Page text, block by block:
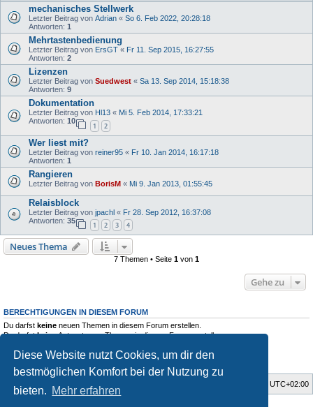
Diese Website nutzt Cookies, um dir den
bestmöglichen Komfort bei der Nutzung zu
bieten. Mehr erfahren
mechanisches Stellwerk
Letzter Beitrag von Adrian « So 6. Feb 2022, 20:28:18
Antworten: 1
Mehrtastenbedienung
Letzter Beitrag von ErsGT « Fr 11. Sep 2015, 16:27:55
Antworten: 2
Lizenzen
Letzter Beitrag von Suedwest « Sa 13. Sep 2014, 15:18:38
Antworten: 9
Dokumentation
Letzter Beitrag von Hl13 « Mi 5. Feb 2014, 17:33:21
Antworten: 10
1 2
Wer liest mit?
Letzter Beitrag von reiner95 « Fr 10. Jan 2014, 16:17:18
Antworten: 1
Rangieren
Letzter Beitrag von BorisM « Mi 9. Jan 2013, 01:55:45
Relaisblock
Letzter Beitrag von jpachl « Fr 28. Sep 2012, 16:37:08
Antworten: 35
1 2 3 4
Neues Thema
7 Themen • Seite 1 von 1
Gehe zu
BERECHTIGUNGEN IN DIESEM FORUM
Du darfst keine neuen Themen in diesem Forum erstellen.
Du darfstkeineAntworten zu Themen in diesem Forum erstellen.
Du darfst deine Beiträge in diesem Forumnicht löschen.
UTC+02:00